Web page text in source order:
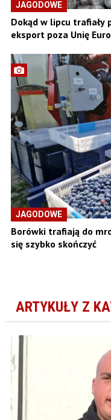
JAGODOWE
Dokąd w lipcu trafiały
eksport poza Unię
JAGODOWE
Borówki trafiają do
się szybko skończyć
ARTYKUŁY Z